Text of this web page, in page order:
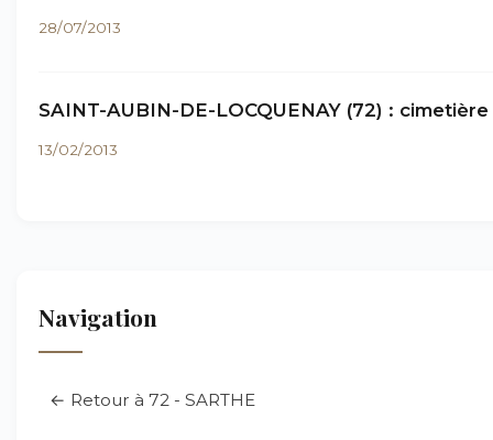
28/07/2013
SAINT-AUBIN-DE-LOCQUENAY (72) : cimetière
13/02/2013
Navigation
← Retour à 72 - SARTHE